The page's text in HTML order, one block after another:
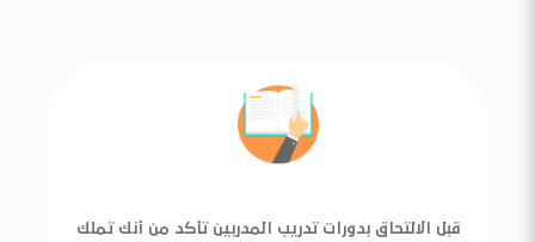
قبل الالتحاق بدورات تدريب المدربين تأكد من أنك تملك